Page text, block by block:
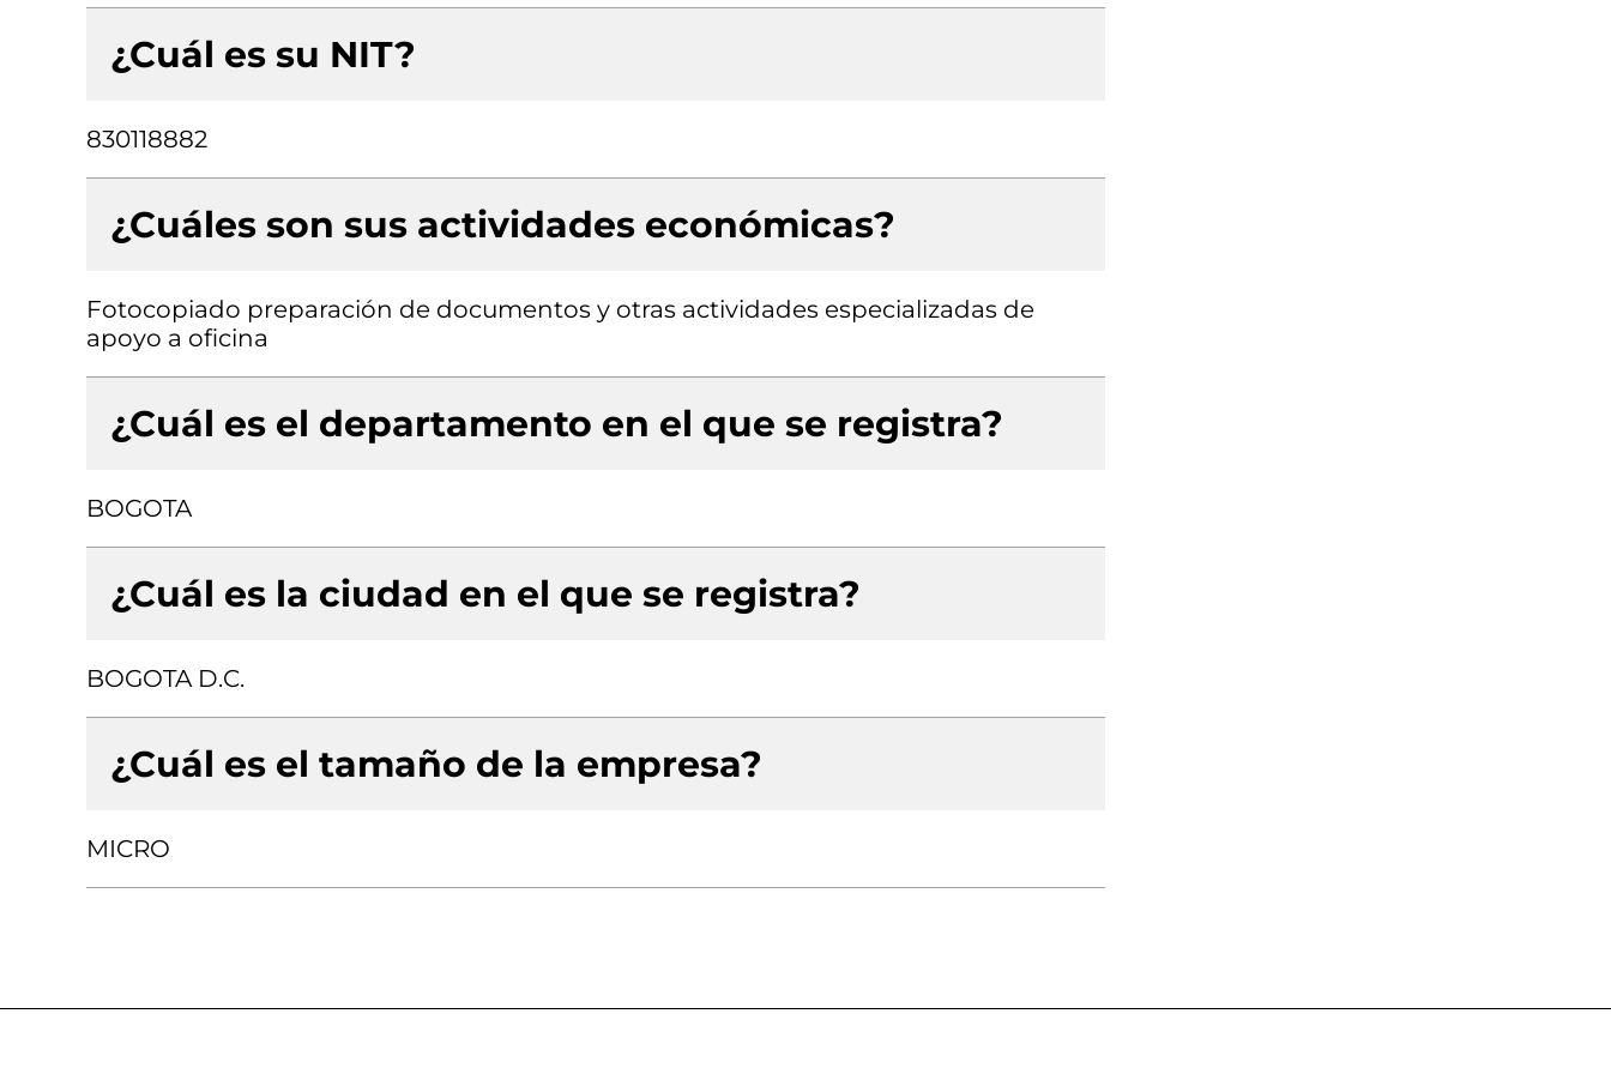
¿Cuál es su NIT?
830118882
¿Cuáles son sus actividades económicas?
Fotocopiado preparación de documentos y otras actividades especializadas de
apoyo a oficina
¿Cuál es el departamento en el que se registra?
BOGOTA
¿Cuál es la ciudad en el que se registra?
BOGOTA D.C.
¿Cuál es el tamaño de la empresa?
MICRO